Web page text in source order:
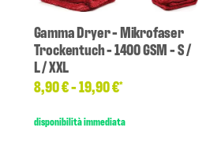
Gamma Dryer - Mikrofaser
Trockentuch - 1400 GSM - S /
L / XXL
8,90 € -19,90 €*
disponibilità immediata